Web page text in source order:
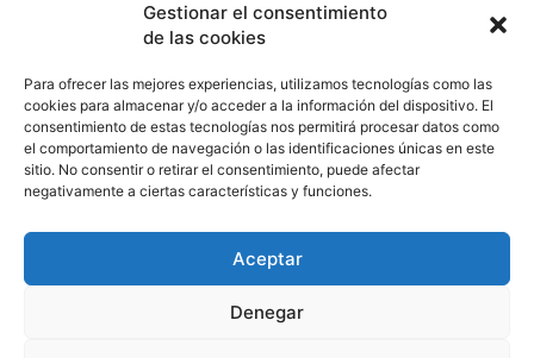
Gestionar el consentimiento
de las cookies
Para ofrecer las mejores experiencias, utilizamos tecnologías como las
cookies para almacenar y/o acceder a la información del dispositivo. El
consentimiento de estas tecnologías nos permitirá procesar datos como
el comportamiento de navegación o las identificaciones únicas en este
sitio. No consentir o retirar el consentimiento, puede afectar
negativamente a ciertas características y funciones.
Aceptar
Denegar
CONTACTA CON NOSOTROS